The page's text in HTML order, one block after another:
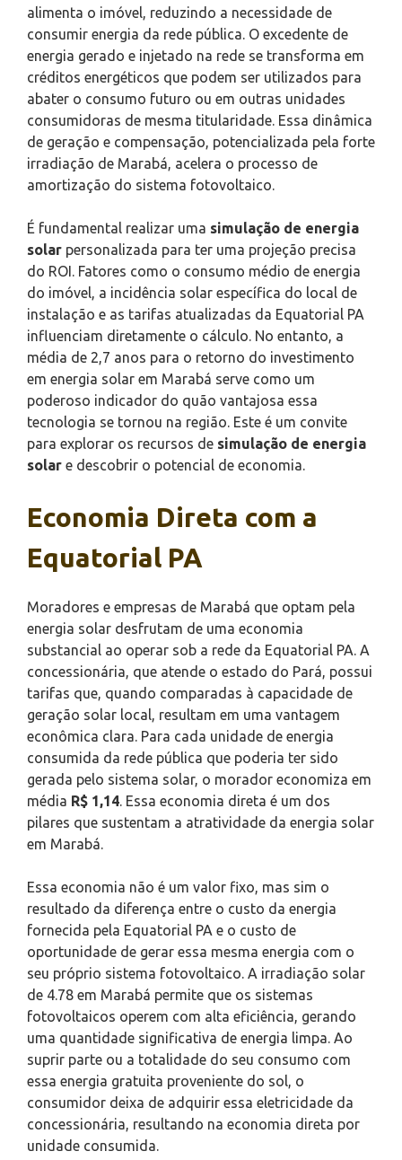
alimenta o imóvel, reduzindo a necessidade de
consumir energia da rede pública. O excedente de
energia gerado e injetado na rede se transforma em
créditos energéticos que podem ser utilizados para
abater o consumo futuro ou em outras unidades
consumidoras de mesma titularidade. Essa dinâmica
de geração e compensação, potencializada pela forte
irradiação de Marabá, acelera o processo de
amortização do sistema fotovoltaico.
É fundamental realizar uma simulação de energia
solar personalizada para ter uma projeção precisa
do ROI. Fatores como o consumo médio de energia
do imóvel, a incidência solar específica do local de
instalação e as tarifas atualizadas da Equatorial PA
influenciam diretamente o cálculo. No entanto, a
média de 2,7 anos para o retorno do investimento
em energia solar em Marabá serve como um
poderoso indicador do quão vantajosa essa
tecnologia se tornou na região. Este é um convite
para explorar os recursos de simulação de energia
solar e descobrir o potencial de economia.
Economia Direta com a
Equatorial PA
Moradores e empresas de Marabá que optam pela
energia solar desfrutam de uma economia
substancial ao operar sob a rede da Equatorial PA. A
concessionária, que atende o estado do Pará, possui
tarifas que, quando comparadas à capacidade de
geração solar local, resultam em uma vantagem
econômica clara. Para cada unidade de energia
consumida da rede pública que poderia ter sido
gerada pelo sistema solar, o morador economiza em
média R$ 1,14 . Essa economia direta é um dos
pilares que sustentam a atratividade da energia solar
em Marabá.
Essa economia não é um valor fixo, mas sim o
resultado da diferença entre o custo da energia
fornecida pela Equatorial PA e o custo de
oportunidade de gerar essa mesma energia com o
seu próprio sistema fotovoltaico. A irradiação solar
de 4.78 em Marabá permite que os sistemas
fotovoltaicos operem com alta eficiência, gerando
uma quantidade significativa de energia limpa. Ao
suprir parte ou a totalidade do seu consumo com
essa energia gratuita proveniente do sol, o
consumidor deixa de adquirir essa eletricidade da
concessionária, resultando na economia direta por
unidade consumida.